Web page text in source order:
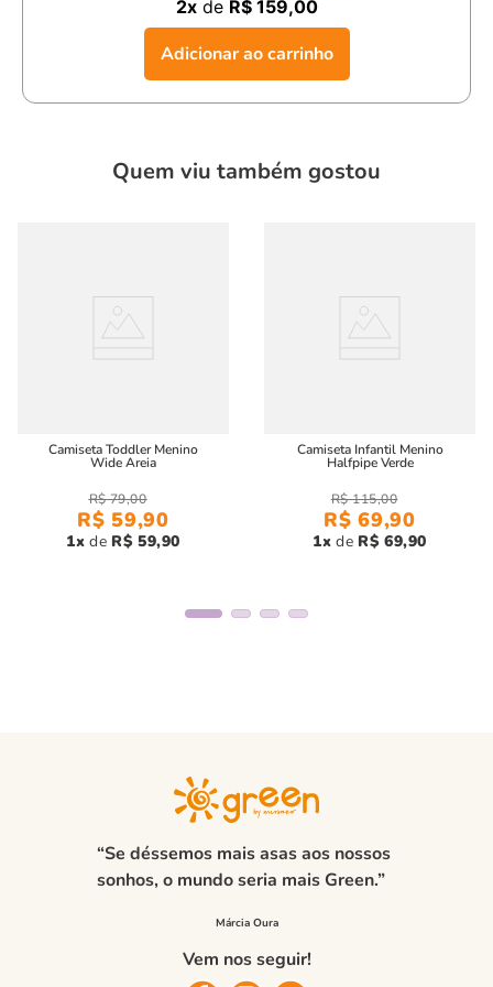
2xde R$ 159,00
Adicionar ao carrinho
Quem viu também gostou
Camiseta Toddler Menino
Wide Areia
R$ 79,00
R$ 59,90
1 R$ 59,90
Camiseta Infantil Menino
Halfpipe Verde
R$ 115,00
R$ 69,90
1 R$ 69,90
“Se déssemos mais asas aos nossos
sonhos, o mundo seria mais Green.”
Vem nos seguir!